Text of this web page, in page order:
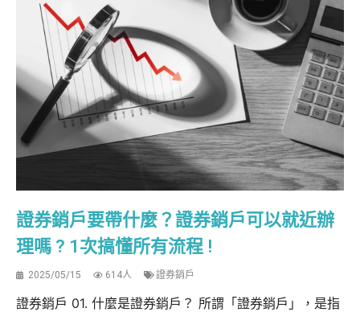
證券銷戶要帶什麼？證券銷戶可以就近辦
理嗎 ? 1次搞懂所有流程 !
2025/05/15 614人 證券銷戶
證券銷戶 01. 什麼是證券銷戶？ 所謂「證券銷戶」，是指